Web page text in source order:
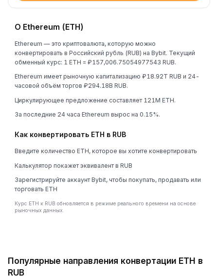
О Ethereum (ETH)
Ethereum — это криптовалюта, которую можно
конвертировать в Российский рубль (RUB) на Bybit. Текущий
обменный курс: 1 ETH = ₽157,006.75054977543 RUB.
Ethereum имеет рыночную капитализацию ₽18.92T RUB и 24-
часовой объём торгов ₽294.18B RUB.
Циркулирующее предложение составляет 121M ETH.
За последние 24 часа Ethereum вырос на 0.15%.
Как конвертировать ETH в RUB
Введите количество ETH, которое вы хотите конвертировать
Калькулятор покажет эквивалент в RUB
Зарегистрируйте аккаунт Bybit, чтобы покупать, продавать или
торговать ETH
Курс ETH к RUB обновляется в режиме реального времени на основе
рыночных данных.
Популярные направления конвертации ETH в
RUB